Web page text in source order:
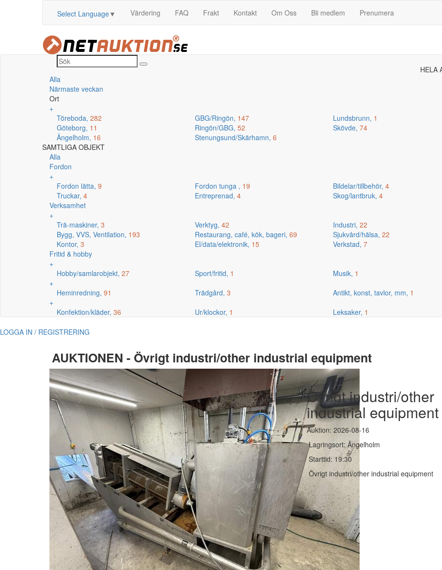
Select Language▼ Värdering FAQ Frakt Kontakt Om Oss Bli medlem Prenumera
HELA
Alla
Närmaste veckan
Ort
+
Töreboda, 282 GBG/Ringön, 147 Lundsbrunn, 1
Göteborg, 11 Ringön/GBG, 52 Skövde, 74
Ängelholm, 16 Stenungsund/Skärhamn, 6
SAMTLIGA OBJEKT
Alla
Fordon
+
Fordon lätta, 9 Fordon tunga , 19 Bildelar/tillbehör, 4
Truckar, 4 Entreprenad, 4 Skog/lantbruk, 4
Verksamhet
+
Trä-maskiner, 3 Verktyg, 42 Industri, 22
Bygg, VVS, Ventilation, 193 Restaurang, café, kök, bageri, 69 Sjukvård/hälsa, 22
Kontor, 3 El/data/elektronik, 15 Verkstad, 7
Fritid & hobby
+
Hobby/samlarobjekt, 27 Sport/fritid, 1 Musik, 1
+
Heminredning, 91 Trädgård, 3 Antikt, konst, tavlor, mm, 1
+
Konfektion/kläder, 36 Ur/klockor, 1 Leksaker, 1
LOGGA IN / REGISTRERING
AUKTIONEN - Övrigt industri/other industrial equipment
Övrigt industri/other
industrial equipment
Auktion: 2026-08-16
Lagringsort: Ängelholm
Starttid: 19:30
Övrigt industri/other industrial equipment